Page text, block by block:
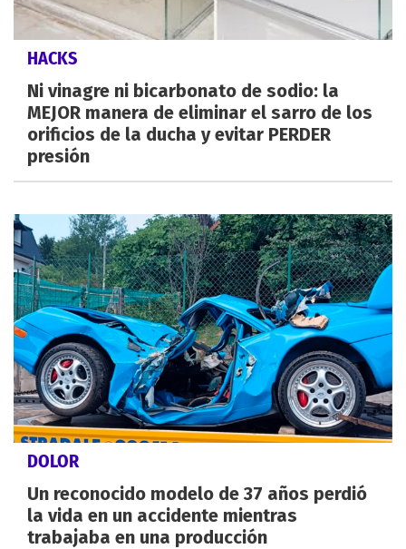
HACKS
Ni vinagre ni bicarbonato de sodio: la
MEJOR manera de eliminar el sarro de los
orificios de la ducha y evitar PERDER
presión
DOLOR
Un reconocido modelo de 37 años perdió
la vida en un accidente mientras
trabajaba en una producción